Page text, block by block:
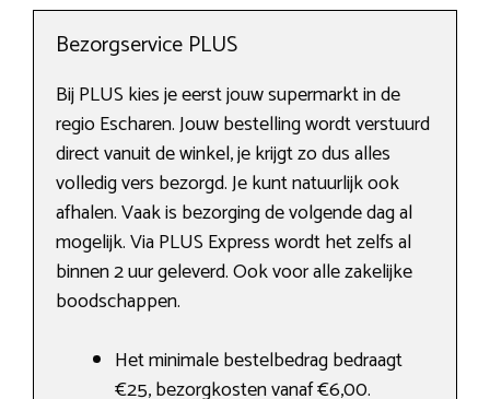
Bezorgservice PLUS
Bij PLUS kies je eerst jouw supermarkt in de
regio Escharen. Jouw bestelling wordt verstuurd
direct vanuit de winkel, je krijgt zo dus alles
volledig vers bezorgd. Je kunt natuurlijk ook
afhalen. Vaak is bezorging de volgende dag al
mogelijk. Via PLUS Express wordt het zelfs al
binnen 2 uur geleverd. Ook voor alle zakelijke
boodschappen.
Het minimale bestelbedrag bedraagt
€25, bezorgkosten vanaf €6,00.